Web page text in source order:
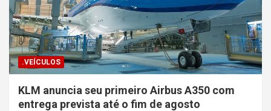
.VEÍCULOS
KLM anuncia seu primeiro Airbus A350 com
entrega prevista até o fim de agosto